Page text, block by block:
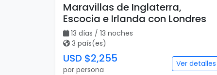
Maravillas de Inglaterra,
Escocia e Irlanda con Londres
13 días / 13 noches
3 país(es)
USD $2,255
por persona
Ver detalles